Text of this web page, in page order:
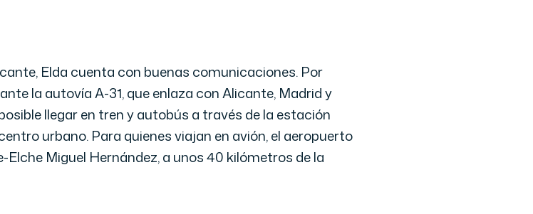
Elda cuenta con buenas comunicaciones. Por
la autovía A-31, que enlaza con Alicante, Madrid y
llegar en tren y autobús a través de la estación
urbano. Para quienes viajan en avión, el aeropuerto
Miguel Hernández, a unos 40 kilómetros de la